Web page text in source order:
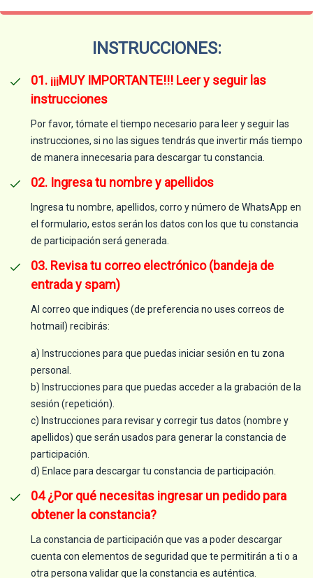
INSTRUCCIONES:
01. ¡¡¡MUY IMPORTANTE!!! Leer y seguir las
instrucciones
Por favor, tómate el tiempo necesario para leer y seguir las
instrucciones, si no las sigues tendrás que invertir más tiempo
de manera innecesaria para descargar tu constancia.
02. Ingresa tu nombre y apellidos
Ingresa tu nombre, apellidos, corro y número de WhatsApp en
el formulario, estos serán los datos con los que tu constancia
de participación será generada.
03. Revisa tu correo electrónico (bandeja de
entrada y spam)
Al correo que indiques (de preferencia no uses correos de
hotmail) recibirás:
a) Instrucciones para que puedas iniciar sesión en tu zona
personal.
b) Instrucciones para que puedas acceder a la grabación de la
sesión (repetición).
c) Instrucciones para revisar y corregir tus datos (nombre y
apellidos) que serán usados para generar la constancia de
participación.
d) Enlace para descargar tu constancia de participación.
04 ¿Por qué necesitas ingresar un pedido para
obtener la constancia?
La constancia de participación que vas a poder descargar
cuenta con elementos de seguridad que te permitirán a ti o a
otra persona validar que la constancia es auténtica.